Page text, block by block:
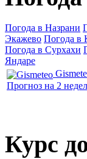
Погода в Назрани
Экажево Погода в
Погода в Сурхахи
Яндаре
Прогноз на 2
Курс